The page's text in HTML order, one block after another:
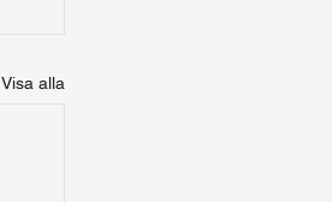
Visa alla